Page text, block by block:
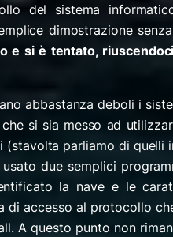
del sistema
dimostrazione
e si è tentato,
abbastanza deboli i
si sia messo ad
parliamo di quelli
usato due semplici
la nave e le
accesso al protocollo
A questo punto non